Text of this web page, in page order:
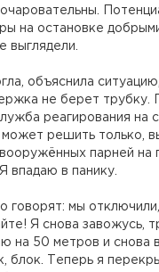
на остановке
выглядели.
объяснила
не берет трубку.
реагирования на
решить только,
парней на
впадаю в панику.
говорят: мы отключили,
Я снова завожусь,
на 50 метров и снова
блок. Теперь я